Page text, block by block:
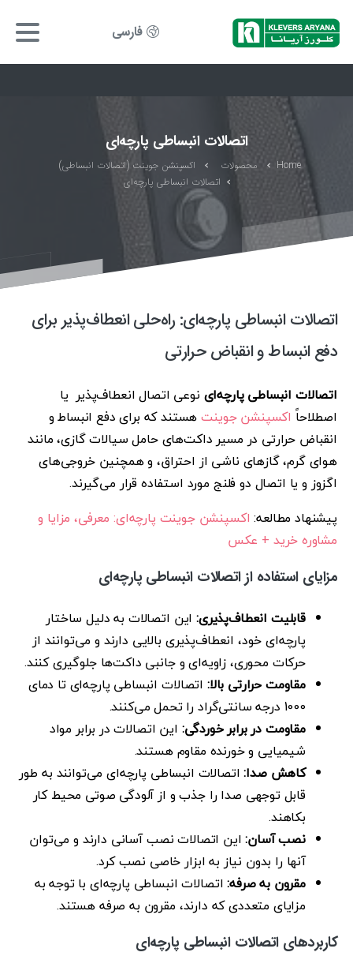
فارسی
اتصالات انبساطی پارچه‌ای
Home محصولات
اکسپنشن جوینت (اتصالات انبساطی)
اتصالات انبساطی پارچه‌ای
اتصالات انبساطی پارچه‌ای: راه‌حلی انعطاف‌پذیر برای
دفع انبساط و انقباض حرارتی
اتصالات انبساطی پارچه‌ای نوعی اتصال انعطاف‌پذیر یا
اصطلاحاً اکسپنشن جوینتهستند که برای دفع انبساط و
انقباض حرارتی در مسیر داکت‌های حامل سیالات گازی، مانند
هوای گرم، گازهای ناشی از احتراق، و همچنین خروجی‌های
اگزوز و یا اتصال دو فلنج مورد استفاده قرار می‌گیرند.
پیشنهاد مطالعه: اکسپنشن جوینت پارچه‌ای: معرفی، مزایا و
مشاوره خرید + عکس
مزایای استفاده از اتصالات انبساطی پارچه‌ای
قابلیت انعطاف‌پذیری:این اتصالات به دلیل ساختار
پارچه‌ای خود، انعطاف‌پذیری بالایی دارند و می‌توانند از
حرکات محوری، زاویه‌ای و جانبی داکت‌ها جلوگیری کنند.
مقاومت حرارتی بالا: اتصالات انبساطی پارچه‌ای تا دمای
1000 درجه سانتی‌گراد را تحمل می‌کنند.
مقاومت در برابر خوردگی: این اتصالات در برابر مواد
شیمیایی و خورنده مقاوم هستند.
کاهش صدا:اتصالات انبساطی پارچه‌ای می‌توانند به طور
قابل توجهی صدا را جذب و از آلودگی صوتی محیط کار
بکاهند.
نصب آسان:این اتصالات نصب آسانی دارند و می‌توان
آنها را بدون نیاز به ابزار خاصی نصب کرد.
مقرون به صرفه:اتصالات انبساطی پارچه‌ای با توجه به
مزایای متعددی که دارند، مقرون به صرفه هستند.
کاربردهای اتصالات انبساطی پارچه‌ای